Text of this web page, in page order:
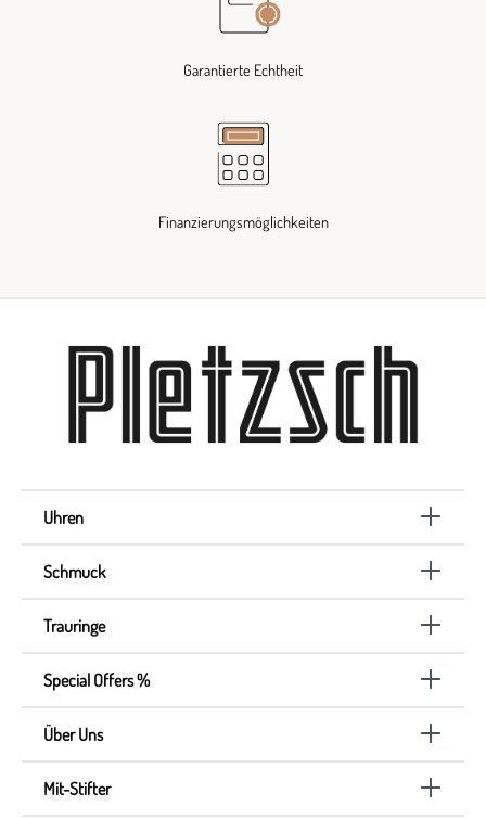
Garantierte Echtheit
Finanzierungsmöglichkeiten
Uhren
Schmuck
Trauringe
Special Offers %
Über Uns
Mit-Stifter